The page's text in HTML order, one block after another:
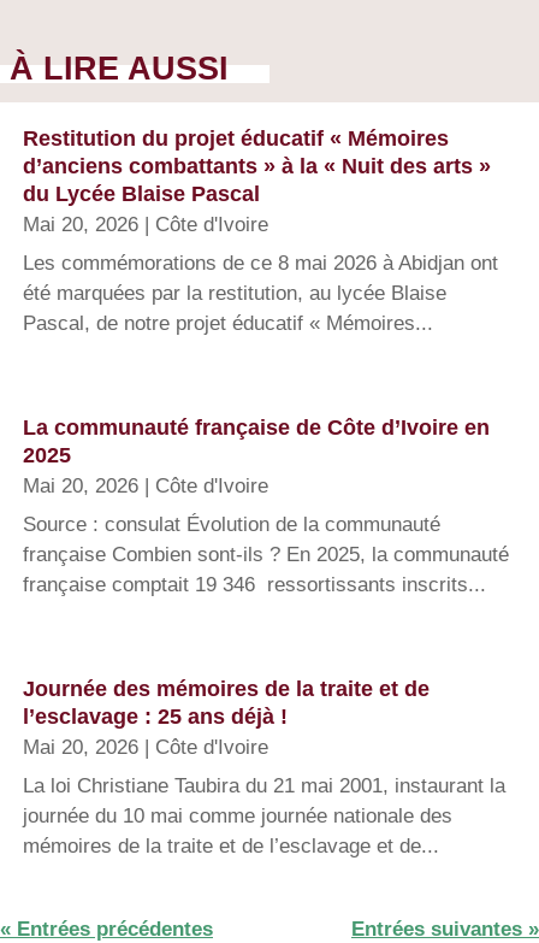
À LIRE AUSSI
Restitution du projet éducatif « Mémoires
d’anciens combattants » à la « Nuit des arts »
du Lycée Blaise Pascal
Mai 20, 2026
Côte d'Ivoire
Les commémorations de ce 8 mai 2026 à Abidjan ont
été marquées par la restitution, au lycée Blaise
Pascal, de notre projet éducatif « Mémoires...
La communauté française de Côte d’Ivoire en
2025
Mai 20, 2026
Côte d'Ivoire
Source : consulat Évolution de la communauté
française Combien sont-ils ? En 2025, la communauté
française comptait 19 346 ressortissants inscrits...
Journée des mémoires de la traite et de
l’esclavage : 25 ans déjà !
Mai 20, 2026
Côte d'Ivoire
La loi Christiane Taubira du 21 mai 2001, instaurant la
journée du 10 mai comme journée nationale des
mémoires de la traite et de l’esclavage et de...
« Entrées précédentes Entrées suivantes »